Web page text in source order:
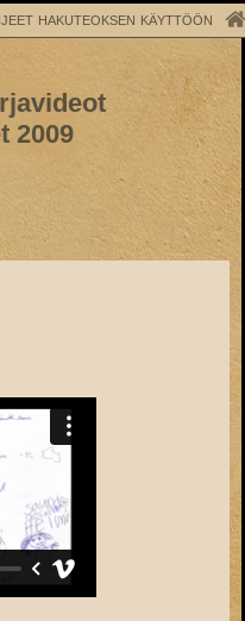
hakuteoksen käyttöön
2009